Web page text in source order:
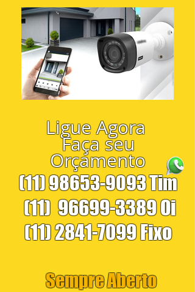
Ligue Agora
Faça seu
Orçamento
(11) 98653-9093Tim
(11) 96699-3389Oi
(11) 2841-7099Fixo
Sempre Aberto